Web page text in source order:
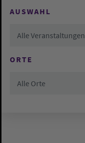
AUSWAHL
Alle Veranstaltungen
ORTE
Alle Orte